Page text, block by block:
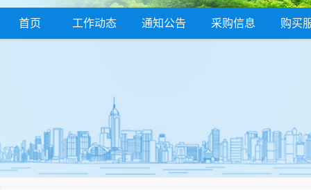
首页 工作动态 通知公告 采购信息 购买